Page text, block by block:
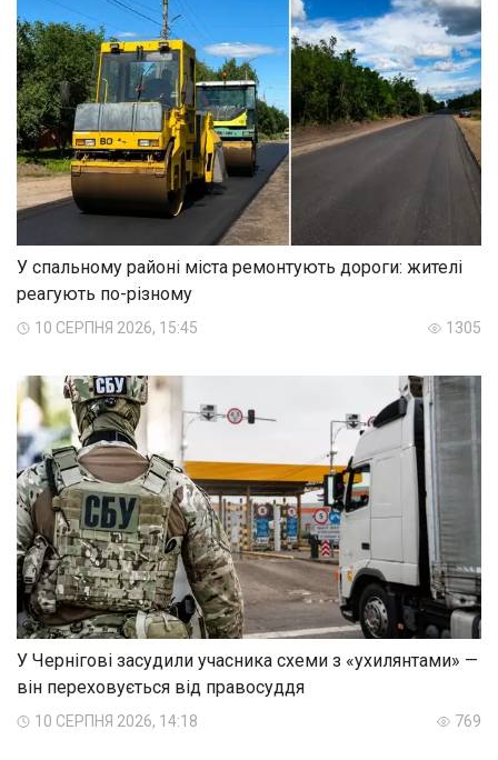
У спальному районі міста ремонтують дороги: жителі
реагують по-різному
10 СЕРПНЯ 2026, 15:45 1305
У Чернігові засудили учасника схеми з «ухилянтами» —
він переховується від правосуддя
10 СЕРПНЯ 2026, 14:18 769